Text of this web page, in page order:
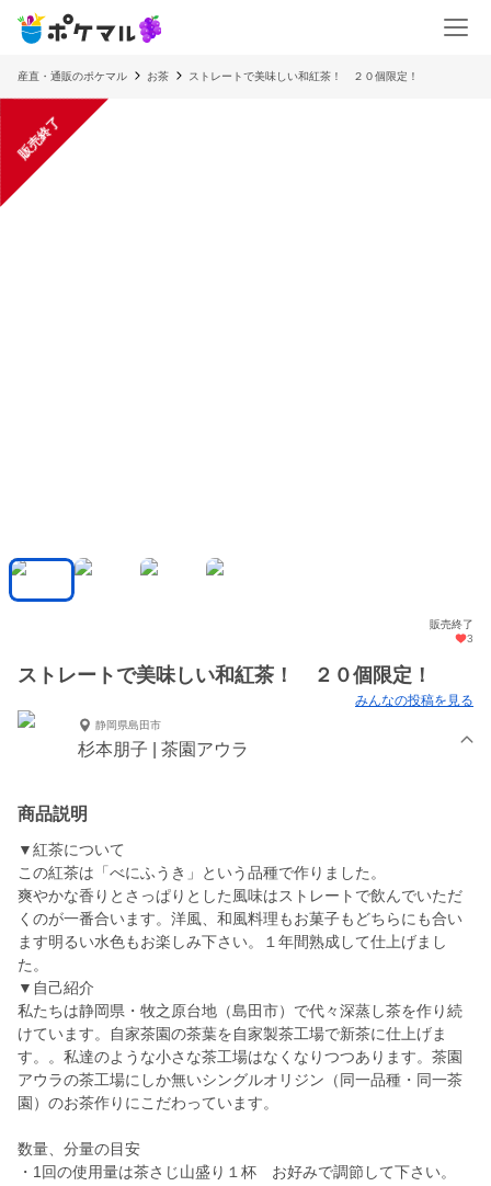
産直・通販のポケマル お茶 ストレートで美味しい和紅茶！ ２０個限定！
販売終了
販売終了
3
ストレートで美味しい和紅茶！ ２０個限定！
みんなの投稿を見る
静岡県島田市
杉本朋子 | 茶園アウラ
商品説明
▼紅茶について
この紅茶は「べにふうき」という品種で作りました。
爽やかな香りとさっぱりとした風味はストレートで飲んでいただ
くのが一番合います。洋風、和風料理もお菓子もどちらにも合い
ます明るい水色もお楽しみ下さい。１年間熟成して仕上げまし
た。
▼自己紹介
私たちは静岡県・牧之原台地（島田市）で代々深蒸し茶を作り続
けています。自家茶園の茶葉を自家製茶工場で新茶に仕上げま
す。。私達のような小さな茶工場はなくなりつつあります。茶園
アウラの茶工場にしか無いシングルオリジン（同一品種・同一茶
園）のお茶作りにこだわっています。
数量、分量の目安
・1回の使用量は茶さじ山盛り１杯 お好みで調節して下さい。